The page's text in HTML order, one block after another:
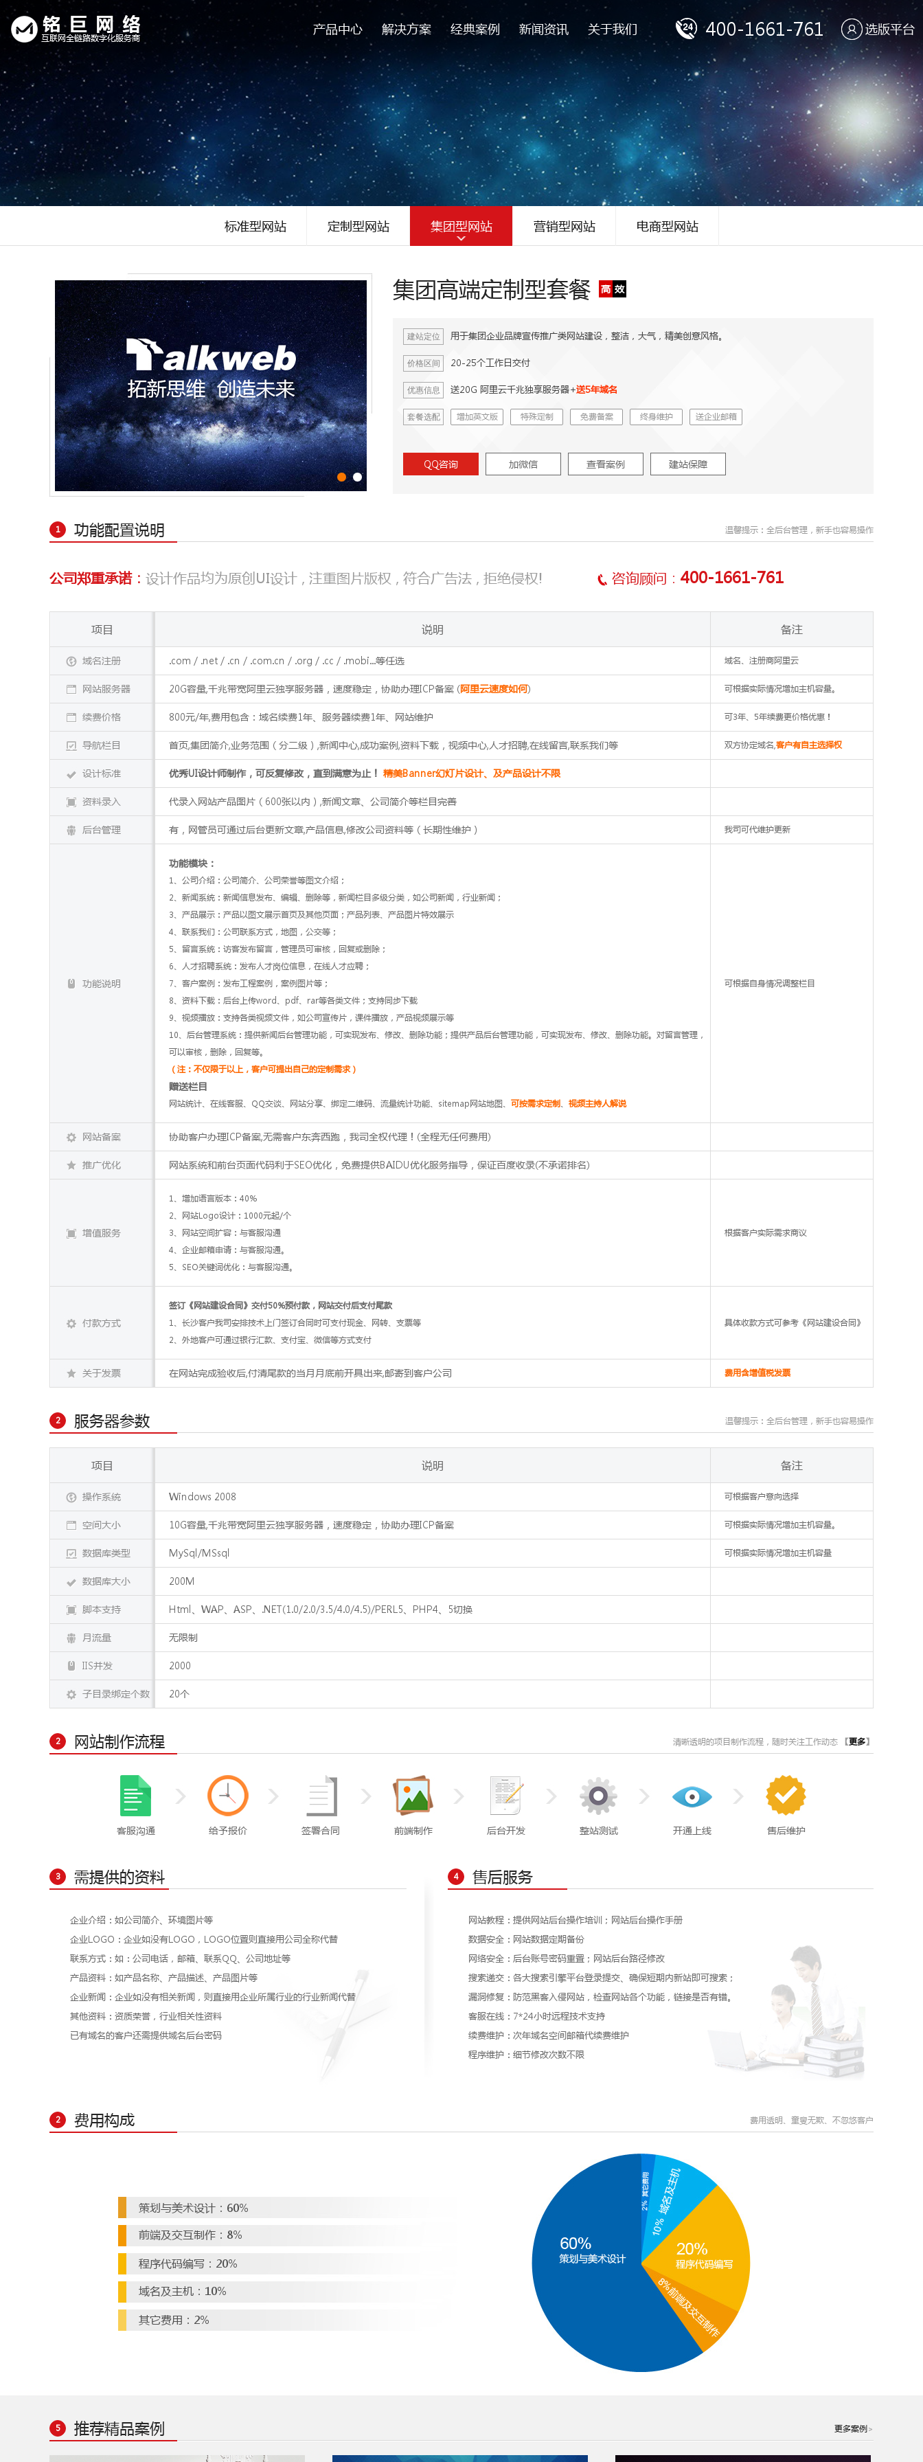
选版平台
400-1661-761
产品中心 解决方案 经典案例 新闻资讯 关于我们
标准型网站 定制型网站 集团型网站 营销型网站 电商型网站
集团高端定制型套餐 高 效
建站定位 用于集团企业品牌宣传推广类网站建设，整洁，大气，精美创意风格。
价格区间 20-25个工作日交付
优惠信息 送20G 阿里云千兆独享服务器+送5年域名
套餐选配 增加英文版 特殊定制 免费备案 终身维护 送企业邮箱
QQ咨询 加微信 查看案例 建站保障
1 功能配置说明 温馨提示：全后台管理，新手也容易操作
公司郑重承诺： 设计作品均为原创UI设计 , 注重图片版权 , 符合广告法 , 拒绝侵权! 咨询顾问： 400-1661-761
项目 说明 备注
域名注册 .com / .net / .cn / .com.cn / .org / .cc / .mobi...等任选 域名、注册商阿里云
网站服务器 20G容量,千兆带宽阿里云独享服务器，速度稳定，协助办理ICP备案 (阿里云速度如何) 可根据实际情况增加主机容量。
续费价格 800元/年,费用包含：域名续费1年、服务器续费1年、网站维护 可3年、5年续费更价格优惠！
导航栏目 首页,集团简介,业务范围（分二级）,新闻中心,成功案例,资料下载，视频中心,人才招聘,在线留言,联系我们等 双方协定域名,客户有自主选择权
设计标准 优秀UI设计师制作，可反复修改，直到满意为止！ 精美Banner幻灯片设计、及产品设计不限
资料录入 代录入网站产品图片（600张以内）,新闻文章、公司简介等栏目完善
后台管理 有，网管员可通过后台更新文章,产品信息,修改公司资料等（长期性维护） 我司可代维护更新
功能说明
功能模块：
1、公司介绍：公司简介、公司荣誉等图文介绍；
2、新闻系统：新闻信息发布、编辑、删除等，新闻栏目多级分类，如公司新闻，行业新闻；
3、产品展示：产品以图文展示首页及其他页面；产品列表、产品图片特效展示
4、联系我们：公司联系方式，地图，公交等；
5、留言系统：访客发布留言，管理员可审核，回复或删除；
6、人才招聘系统：发布人才岗位信息，在线人才应聘；
7、客户案例：发布工程案例，案例图片等；
8、资料下载：后台上传word、pdf、rar等各类文件；支持同步下载
9、视频播放：支持各类视频文件，如公司宣传片，课件播放，产品视频展示等
10、后台管理系统：提供新闻后台管理功能，可实现发布、修改、删除功能；提供产品后台管理功能，可实现发布、修改、删除功能。对留言管理，
可以审核，删除，回复等。
（注：不仅限于以上，客户可提出自己的定制需求）
赠送栏目
网站统计、在线客服、QQ交谈、网站分享、绑定二维码、流量统计功能、sitemap网站地图、 可按需求定制、 视频主持人解说
可根据自身情况调整栏目
网站备案 协助客户办理ICP备案,无需客户东奔西跑，我司全权代理！(全程无任何费用)
推广优化 网站系统和前台页面代码利于SEO优化，免费提供BAIDU优化服务指导，保证百度收录(不承诺排名)
增值服务
1、增加语言版本：40%
2、网站Logo设计：1000元起/个
3、网站空间扩容：与客服沟通
4、企业邮箱申请：与客服沟通。
5、SEO关键词优化：与客服沟通。
根据客户实际需求商议
付款方式
签订《网站建设合同》交付50%预付款，网站交付后支付尾款
1、长沙客户我司安排技术上门签订合同时可支付现金、网转、支票等
2、外地客户可通过银行汇款、支付宝、微信等方式支付
具体收款方式可参考《网站建设合同》
关于发票 在网站完成验收后,付清尾款的当月月底前开具出来,邮寄到客户公司 费用含增值税发票
2 服务器参数 温馨提示：全后台管理，新手也容易操作
项目 说明 备注
操作系统 Windows 2008 可根据客户意向选择
空间大小 10G容量,千兆带宽阿里云独享服务器，速度稳定，协助办理ICP备案 可根据实际情况增加主机容量。
数据库类型 MySql/MSsql 可根据实际情况增加主机容量
数据库大小 200M
脚本支持 Html、WAP、ASP、.NET(1.0/2.0/3.5/4.0/4.5)/PERL5、PHP4、5切换
月流量 无限制
IIS并发 2000
子目录绑定个数 20个
2 网站制作流程 清晰透明的项目制作流程，随时关注工作动态 【更多】
客服沟通 给予报价 签署合同 前端制作 后台开发 整站测试 开通上线 售后维护
3 需提供的资料
企业介绍：如公司简介、环境图片等
企业LOGO：企业如没有LOGO，LOGO位置则直接用公司全称代替
联系方式：如：公司电话，邮箱、联系QQ、公司地址等
产品资料：如产品名称、产品描述、产品图片等
企业新闻：企业如没有相关新闻，则直接用企业所属行业的行业新闻代替
其他资料：资质荣誉，行业相关性资料
已有域名的客户还需提供域名后台密码
4 售后服务
网站教程：提供网站后台操作培训；网站后台操作手册
数据安全：网站数据定期备份
网络安全：后台账号密码重置；网站后台路径修改
搜索递交：各大搜索引擎平台登录提交、确保短期内新站即可搜索；
漏洞修复：防范黑客入侵网站，检查网站各个功能，链接是否有错。
客服在线：7*24小时远程技术支持
续费维护：次年域名空间邮箱代续费维护
程序维护：细节修改次数不限
2 费用构成 费用透明、童叟无欺、不忽悠客户
策划与美术设计：60%
前端及交互制作：8%
程序代码编写：20%
域名及主机：10%
其它费用：2%
5 推荐精品案例 更多案例>